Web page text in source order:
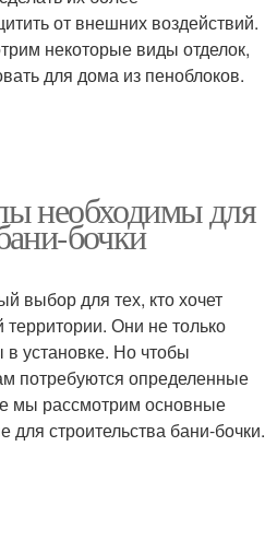
от внешних воздействий.
некоторые виды отделок,
для дома из пеноблоков.
необходимы для
бочки
выбор для тех, кто хочет
Они не только
установке. Но чтобы
потребуются определенные
мы рассмотрим основные
строительства бани-бочки.